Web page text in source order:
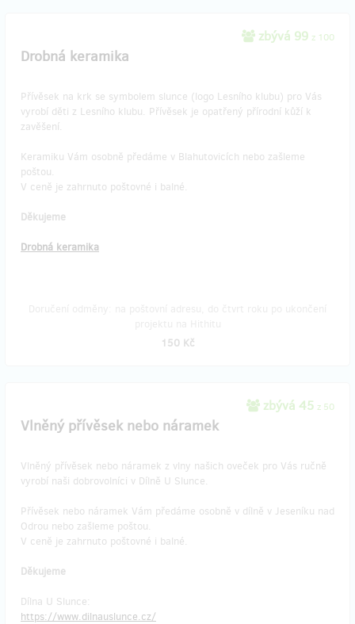
zbývá 99 z 100
Drobná keramika
Přívěsek na krk se symbolem slunce (logo Lesního klubu) pro Vás
vyrobí děti z Lesního klubu. Přívěsek je opatřený přírodní kůží k
zavěšení.
Keramiku Vám osobně předáme v Blahutovicích nebo zašleme
poštou.
V ceně je zahrnuto poštovné i balné.
Děkujeme
Drobná keramika
150 Kč
zbývá 45 z 50
Vlněný přívěsek nebo náramek
Vlněný přívěsek nebo náramek z vlny našich oveček pro Vás ručně
vyrobí naši dobrovolníci v Dílně U Slunce.
Přívěsek nebo náramek Vám předáme osobně v dílně v Jeseníku nad
Odrou nebo zašleme poštou.
V ceně je zahrnuto poštovné i balné.
Děkujeme
Dílna U Slunce:
https://www.dilnauslunce.cz/